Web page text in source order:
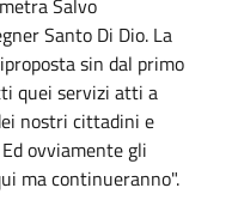
Santo Di Dio. La
sin dal primo
quei servizi atti a
nostri cittadini e
ovviamente gli
ma continueranno".